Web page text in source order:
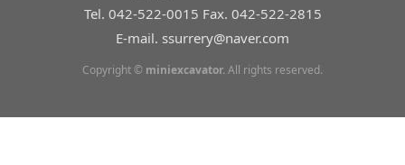
Tel. 042-522-0015 Fax. 042-522-2815
E-mail. ssurrery@naver.com
Copyright © miniexcavator.All rights reserved.